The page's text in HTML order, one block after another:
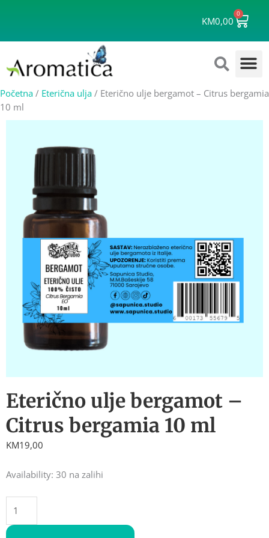
KM0,00
0
Cart
Početna / Eterična ulja / Eterično ulje bergamot – Citrus bergamia
10 ml
Eterično ulje bergamot –
Citrus bergamia 10 ml
KM19,00
Availability: 30 na zalihi
Eterično
bergamot
Citrus